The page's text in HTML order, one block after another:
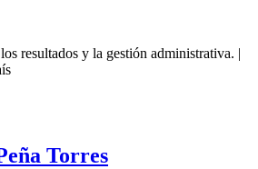
resultados y la gestión administrativa. |
Torres